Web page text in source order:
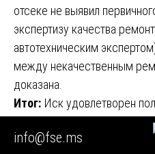
отсеке не выявил
экспертизу качества
автотехническим
между некачественным
доказана.
Итог: Иск удовлетворен
оспорить заключение, но
контраргументов. Кейс
info@fse.ms